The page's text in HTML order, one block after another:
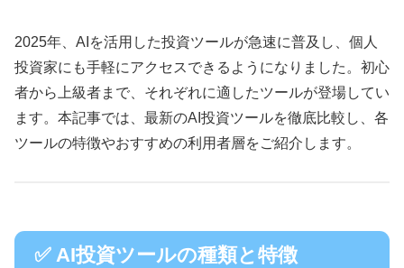
2025年、AIを活用した投資ツールが急速に普及し、個人
投資家にも手軽にアクセスできるようになりました。初心
者から上級者まで、それぞれに適したツールが登場してい
ます。本記事では、最新のAI投資ツールを徹底比較し、各
ツールの特徴やおすすめの利用者層をご紹介します。
✅ AI投資ツールの種類と特徴